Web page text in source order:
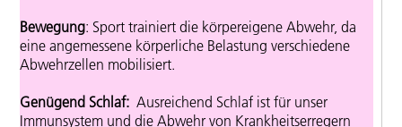
Bewegung: Sport trainiert die körpereigene Abwehr, da
eine angemessene körperliche Belastung verschiedene
Abwehrzellen mobilisiert.
Genügend Schlaf: Ausreichend Schlaf ist für unser
Immunsystem und die Abwehr von Krankheitserregern